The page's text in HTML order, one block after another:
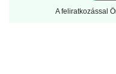
A feliratkozással